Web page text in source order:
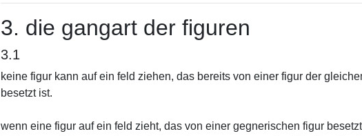
3. die gangart der figuren
3.1
keine figur kann auf ein feld ziehen, das bereits von einer figur der
besetzt ist.
wenn eine figur auf ein feld zieht, das von einer gegnerischen figur